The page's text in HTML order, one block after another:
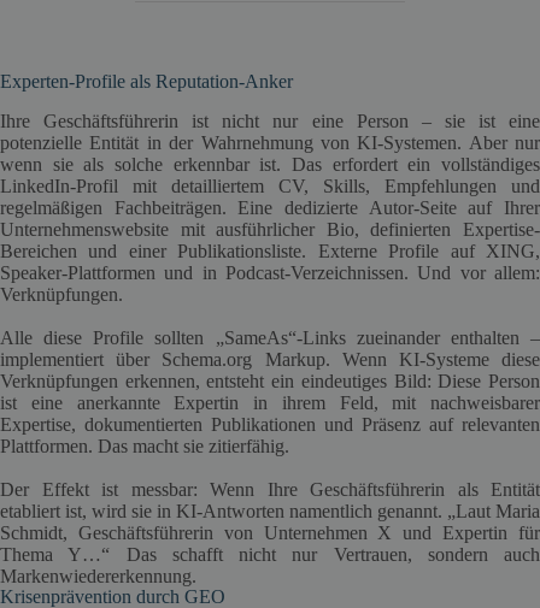
Experten-Profile als Reputation-Anker
Ihre Geschäftsführerin ist nicht nur eine Person – sie ist eine
potenzielle Entität in der Wahrnehmung von KI-Systemen. Aber nur
wenn sie als solche erkennbar ist. Das erfordert ein vollständiges
LinkedIn-Profil mit detailliertem CV, Skills, Empfehlungen und
regelmäßigen Fachbeiträgen. Eine dedizierte Autor-Seite auf Ihrer
Unternehmenswebsite mit ausführlicher Bio, definierten Expertise-
Bereichen und einer Publikationsliste. Externe Profile auf XING,
Speaker-Plattformen und in Podcast-Verzeichnissen. Und vor allem:
Verknüpfungen.
Alle diese Profile sollten „SameAs“-Links zueinander enthalten –
implementiert über Schema.org Markup. Wenn KI-Systeme diese
Verknüpfungen erkennen, entsteht ein eindeutiges Bild: Diese Person
ist eine anerkannte Expertin in ihrem Feld, mit nachweisbarer
Expertise, dokumentierten Publikationen und Präsenz auf relevanten
Plattformen. Das macht sie zitierfähig.
Der Effekt ist messbar: Wenn Ihre Geschäftsführerin als Entität
etabliert ist, wird sie in KI-Antworten namentlich genannt. „Laut Maria
Schmidt, Geschäftsführerin von Unternehmen X und Expertin für
Thema Y…“ Das schafft nicht nur Vertrauen, sondern auch
Markenwiedererkennung.
Krisenprävention durch GEO